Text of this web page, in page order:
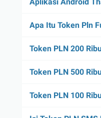
Apa Itu Token Pln
Token PLN 200
Token PLN 500
Token PLN 100